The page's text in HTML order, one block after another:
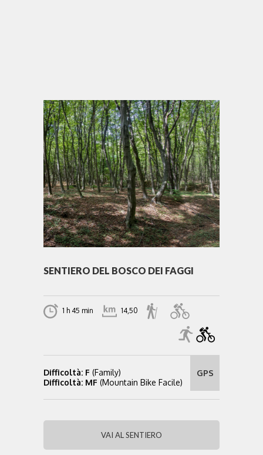
SENTIERO DEL BOSCO DEI FAGGI
1 h 45 min 14,50
Difficoltà: F (Family)
Difficoltà: MF (Mountain Bike Facile)
GPS
VAI AL SENTIERO